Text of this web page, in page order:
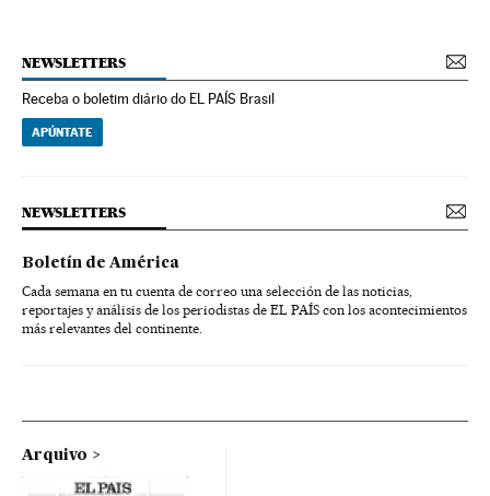
NEWSLETTERS
Receba o boletim diário do EL PAÍS Brasil
APÚNTATE
NEWSLETTERS
Boletín de América
Cada semana en tu cuenta de correo una selección de las noticias,
reportajes y análisis de los periodistas de EL PAÍS con los acontecimientos
más relevantes del continente.
Arquivo